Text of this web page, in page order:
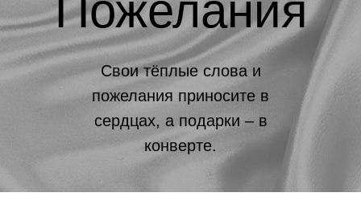
Свои тёплые слова и
пожелания приносите в
сердцах, а подарки – в
конверте.
Пожелания